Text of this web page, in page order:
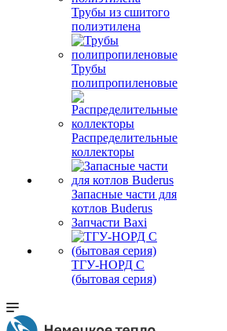
Трубы из сшитого
полиэтилена
Трубы
полипропиленовые
Распределительные
коллекторы
Запасные части для
котлов Buderus
Запчасти Baxi
ТГУ-НОРД С
(бытовая серия)